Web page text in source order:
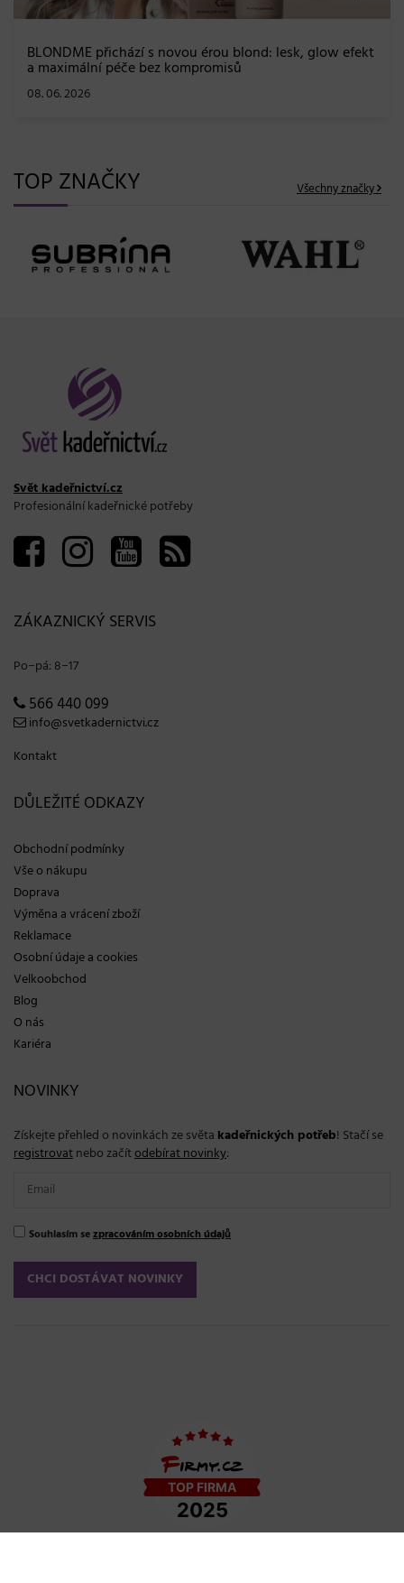
BLONDME přichází s novou érou blond: lesk, glow efekt
a maximální péče bez kompromisů
08. 06. 2026
TOP ZNAČKY Všechny značky
Svět kadeřnictví.cz
Profesionální kadeřnické potřeby
ZÁKAZNICKÝ SERVIS
Po−pá: 8−17
566 440 099
info@svetkadernictvi.cz
Kontakt
DŮLEŽITÉ ODKAZY
Obchodní podmínky
Vše o nákupu
Doprava
Výměna a vrácení zboží
Reklamace
Osobní údaje a cookies
Velkoobchod
Blog
O nás
Kariéra
NOVINKY
Získejte přehled o novinkách ze světa kadeřnických potřeb! Stačí se
registrovatnebo začítodebírat novinky:
Souhlasím sezpracováním osobních údajů